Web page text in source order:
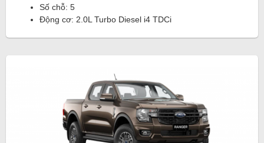
Số chỗ: 5
Động cơ: 2.0L Turbo Diesel i4 TDCi